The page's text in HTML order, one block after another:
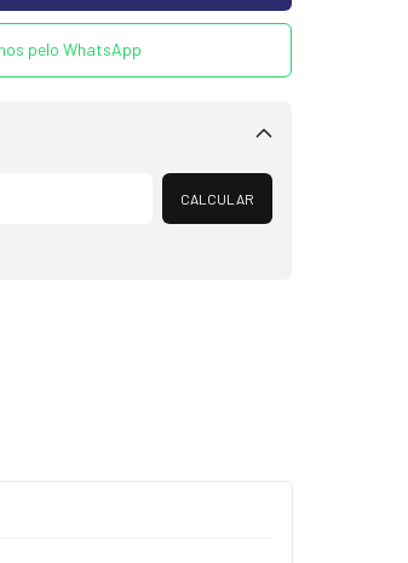
pelo WhatsApp
Alterar CEP
CALCULAR